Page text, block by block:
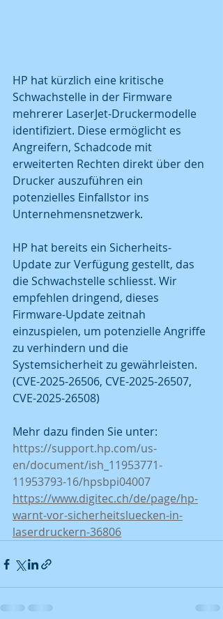
HP hat kürzlich eine kritische
Schwachstelle in der Firmware
mehrerer LaserJet-Druckermodelle
identifiziert. Diese ermöglicht es
Angreifern, Schadcode mit
erweiterten Rechten direkt über den
Drucker auszuführen ein
potenzielles Einfallstor ins
Unternehmensnetzwerk.
HP hat bereits ein Sicherheits-
Update zur Verfügung gestellt, das
die Schwachstelle schliesst. Wir
empfehlen dringend, dieses
Firmware-Update zeitnah
einzuspielen, um potenzielle Angriffe
zu verhindern und die
Systemsicherheit zu gewährleisten.
(CVE-2025-26506, CVE-2025-26507,
CVE-2025-26508)
Mehr dazu finden Sie unter:
https://support.hp.com/us-
en/document/ish_11953771-
11953793-16/hpsbpi04007
https://www.digitec.ch/de/page/hp-
warnt-vor-sicherheitsluecken-in-
laserdruckern-36806